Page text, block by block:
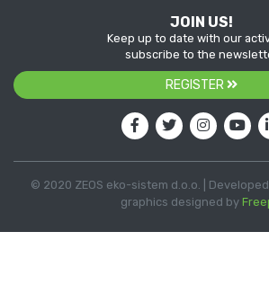
JOIN US!
Keep up to date with our
subscribe to the
REGISTER
© 2020 ZEOS eko-sistem d.o.o. |
graphics designed by